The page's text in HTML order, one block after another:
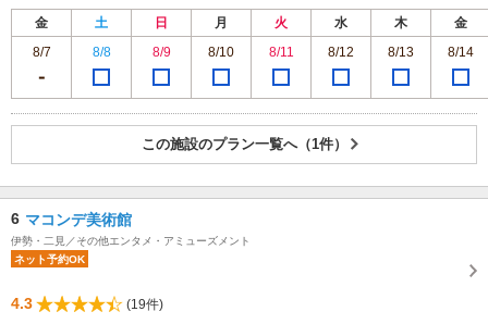
金 土 日 月 火 水 木
金
8/7
8/8 8/9 8/10 8/11 8/12 8/13 8/14
この施設のプラン一覧へ（1件）
6 マコンデ美術館
伊勢・二見／その他エンタメ・アミューズメント
ネット予約OK
4.3
(19件)